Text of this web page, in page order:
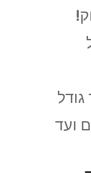
גודל
ועד